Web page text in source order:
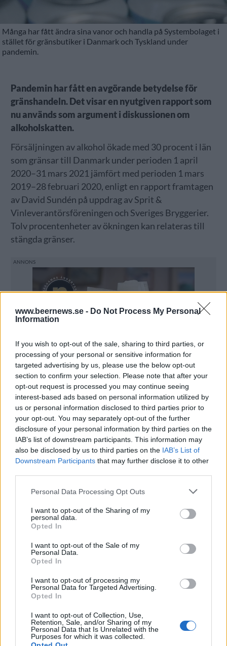
www.beernews.se - Do Not Process My Personal
Information
If you wish to opt-out of the sale, sharing to third parties, or
processing of your personal or sensitive information for
targeted advertising by us, please use the below opt-out
section to confirm your selection. Please note that after your
opt-out request is processed you may continue seeing
interest-based ads based on personal information utilized by
us or personal information disclosed to third parties prior to
your opt-out. You may separately opt-out of the further
disclosure of your personal information by third parties on the
IAB’s list of downstream participants. This information may
also be disclosed by us to third parties on the IAB’s List of
Downstream Participants that may further disclose it to other
Personal Data Processing Opt Outs
I want to opt-out of the Sharing of my
personal data.
Opted In
I want to opt-out of the Sale of my
Personal Data.
Opted In
I want to opt-out of processing my
Personal Data for Targeted Advertising.
Opted In
I want to opt-out of Collection, Use,
Retention, Sale, and/or Sharing of my
Personal Data that Is Unrelated with the
Purposes for which it was collected.
Många har fått ändra sina vanor och handla på Systembolaget i
stället för gränsbutiker i Danmark och Tyskland under
pandemin.
Pandemin har fått en avgörande betydelse för
gränshandeln. Det visar en nyutgiven rapport som
nu används som argument i diskussionen om
alkoholskatten.
Försäljningen av alkohol ökade med 30 procent i län
som gränsar till Danmark under perioden 1 april
2020–31 mars 2021 jämfört med perioden 1 mars
2019–28 februari 2020, enligt en rapport framtagen
av David Sundén på uppdrag av Sprit &
Vinleverantörsföreningen och Sveriges Bryggerier.
Tolv procentenheter av ökningen kan relateras till
stängda gränser.
Samtidigt visar undersökningen på ett kraftigt tapp i
Systembolagets försäljning i de län som gränsar till
Norge. 19 procent minskade försäljningen där när
Norge stängde gränserna.
– Granskningen visar tydligt att gränshandelns
betydelse är större än vad man tidigare trott, säger
Anna-Karin Fondberg, vd för Sveriges Bryggerier,
konsumtionsmönstret. Priset avgör var du handlar.
– Med stängda gränser har det blivit tydligt att de
stora prisskillnaderna mellan Sverige och våra
grannländer driver på gränshandel både ut från och
in till Sverige. I takt med att pandemin avtar kommer